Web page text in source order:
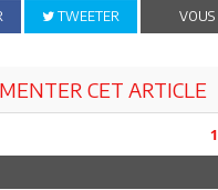
TWEETER
VOUS
CET ARTICLE
1